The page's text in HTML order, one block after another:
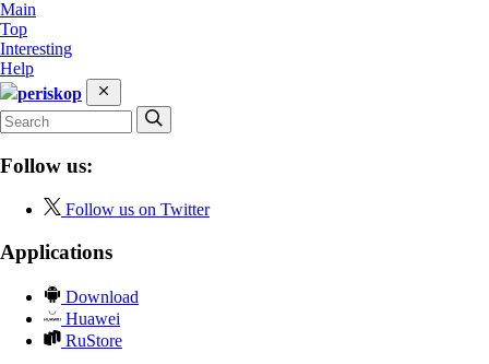
Main
Top
Interesting
Help
periskop
Follow us:
Follow us on Twitter
Applications
Download
Huawei
RuStore